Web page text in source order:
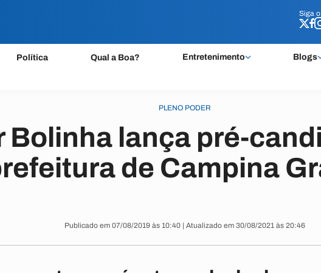
Siga o
Política Qual a Boa? Entretenimento Blogs
Siga o
PLENO PODER
Bolinha lança pré-
de Campina
Publicado em 07/08/2019 às 10:40 | Atualizado em 30/08/2021 às 20:46